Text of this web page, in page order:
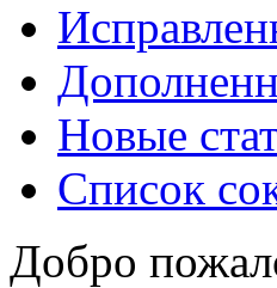
Новые
Список
Добро